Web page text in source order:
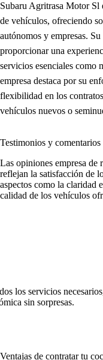
Subaru Agritrasa Motor Sl
de vehículos, ofreciendo
autónomos y empresas.
proporcionar una
servicios esenciales como
empresa destaca por su
flexibilidad en los
vehículos nuevos o
Testimonios y comentarios
Las opiniones empresa de
reflejan la satisfacción de
aspectos como la claridad
calidad de los vehículos
los servicios
sin sorpresas.
Ventajas de contratar tu